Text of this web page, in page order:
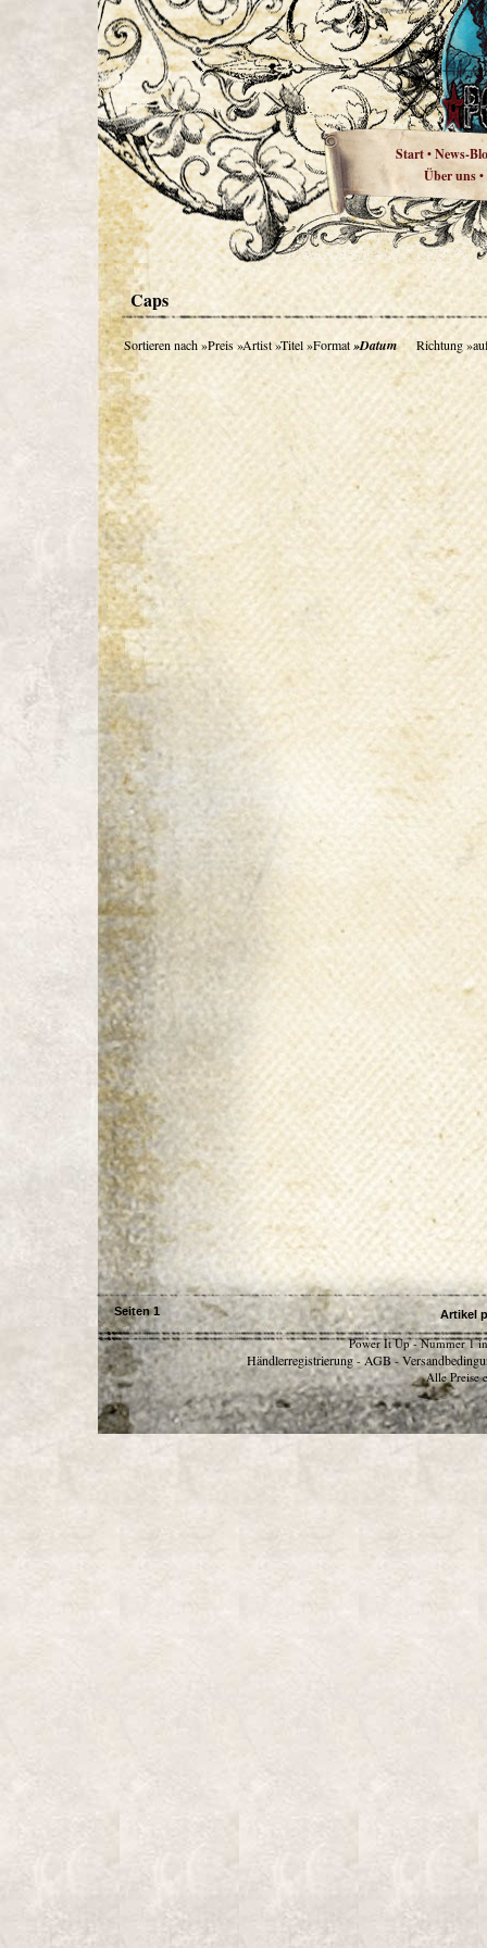
Start•News-
Über uns•
Caps
Sortieren nach»Preis»Artist»Titel»Format»Datum Richtung
Seiten1 Artikel
Power It Up - Nummer 1
Händlerregistrierung - AGB -
Alle Preise